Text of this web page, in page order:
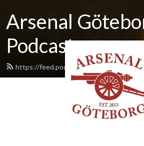
Arsenal
Podcast
https://feed.podbean.com/